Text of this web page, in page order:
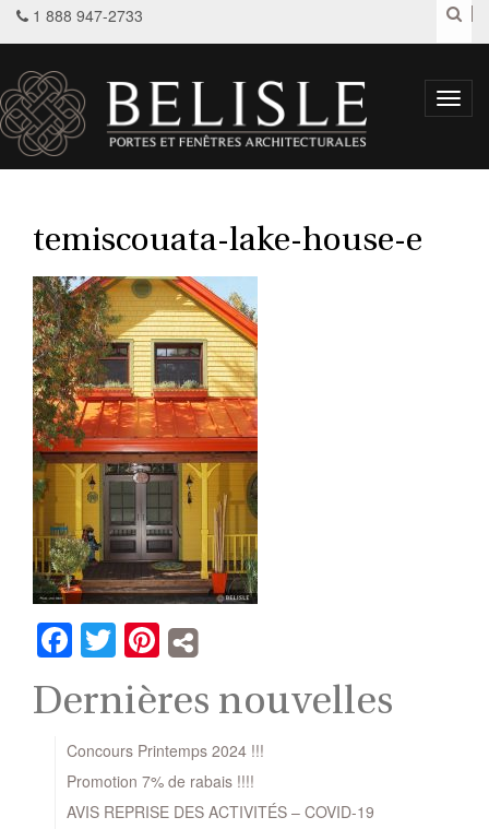
1 888 947-2733
temiscouata-lake-house-e
Facebook
TwitterPinterest
Dernières nouvelles
Concours Printemps 2024 !!!
Promotion 7% de rabais !!!!
AVIS REPRISE DES ACTIVITÉS – COVID-19